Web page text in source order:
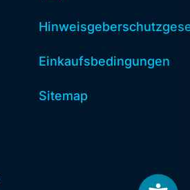
Einkaufsbedingungen
Sitemap